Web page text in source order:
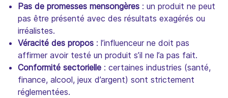
Pas de promesses mensongères : un produit ne peut
pas être présenté avec des résultats exagérés ou
irréalistes.
Véracité des propos : l’influenceur ne doit pas
affirmer avoir testé un produit s’il ne l’a pas fait.
Conformité sectorielle : certaines industries (santé,
finance, alcool, jeux d’argent) sont strictement
réglementées.